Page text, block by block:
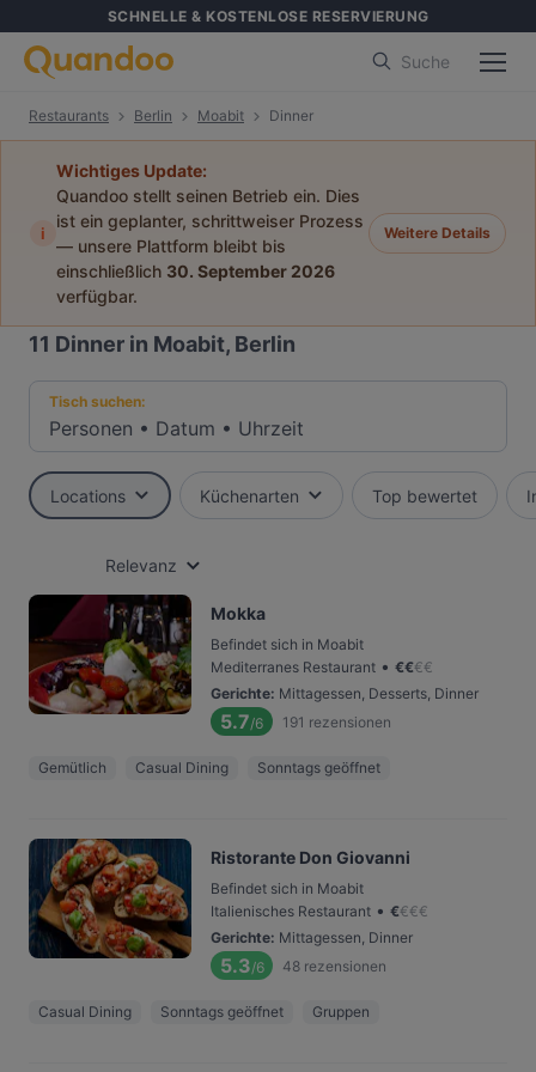
SCHNELLE & KOSTENLOSE RESERVIERUNG
Suche
Restaurants Berlin Moabit Dinner
i
Wichtiges Update:
Quandoo stellt seinen Betrieb ein. Dies
ist ein geplanter, schrittweiser Prozess
— unsere Plattform bleibt bis
einschließlich 30. September 2026
verfügbar.
Weitere Details
11 Dinner in Moabit, Berlin
Tisch suchen:
Personen • Datum • Uhrzeit
Locations Küchenarten Top bewertet
Relevanz
Mokka
Befindet sich in Moabit
Mediterranes Restaurant • €€€€
Gerichte: Mittagessen, Desserts, Dinner
5.7/6 191 rezensionen
Gemütlich Casual Dining Sonntags geöffnet
Ristorante Don Giovanni
Befindet sich in Moabit
Italienisches Restaurant • €€€€
Gerichte: Mittagessen, Dinner
5.3/6 48 rezensionen
Casual Dining Sonntags geöffnet Gruppen